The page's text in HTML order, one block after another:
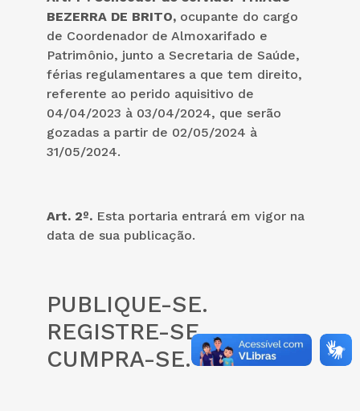
BEZERRA DE BRITO, ocupante do cargo
de Coordenador de Almoxarifado e
Patrimônio, junto a Secretaria de Saúde,
férias regulamentares a que tem direito,
referente ao perido aquisitivo de
04/04/2023 à 03/04/2024, que serão
gozadas a partir de 02/05/2024 à
31/05/2024.
Art. 2º. Esta portaria entrará em vigor na
data de sua publicação.
PUBLIQUE-SE.
REGISTRE-SE.
CUMPRA-SE.